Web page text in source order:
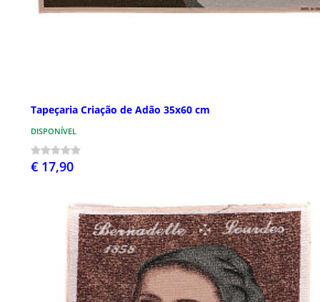
Tapeçaria Criação de Adão 35x60 cm
DISPONÍVEL
€ 17,90